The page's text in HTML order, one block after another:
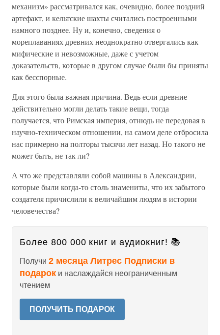
механизм» рассматривался как, очевидно, более поздний
артефакт, и кельтские шахты считались построенными
намного позднее. Ну и, конечно, сведения о
мореплаваниях древних неоднократно отвергались как
мифические и невозможные, даже с учетом
доказательств, которые в другом случае были бы приняты
как бесспорные.
Для этого была важная причина. Ведь если древние
действительно могли делать такие вещи, тогда
получается, что Римская империя, отнюдь не передовая в
научно-техническом отношении, на самом деле отбросила
нас примерно на полторы тысячи лет назад. Но такого не
может быть, не так ли?
А что же представляли собой машины в Александрии,
которые были когда-то столь знамениты, что их забытого
создателя причислили к величайшим людям в истории
человечества?
Более 800 000 книг и аудиокниг! 📚
Получи 2 месяца Литрес Подписки в
подарок и наслаждайся неограниченным
чтением
ПОЛУЧИТЬ ПОДАРОК